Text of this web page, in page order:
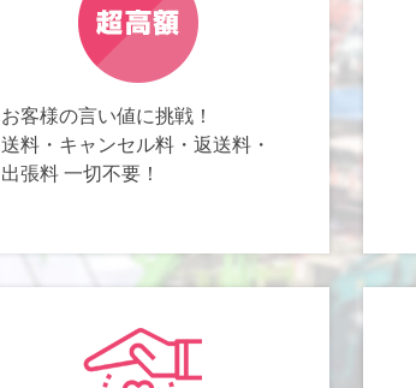
お客様の言い値に挑戦！
送料・キャンセル料・返送料・
出張料 一切不要！